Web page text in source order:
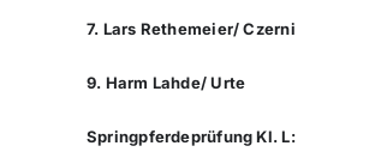
7. Lars Rethemeier/ Czerni
9. Harm Lahde/ Urte
Springpferdeprüfung Kl. L: